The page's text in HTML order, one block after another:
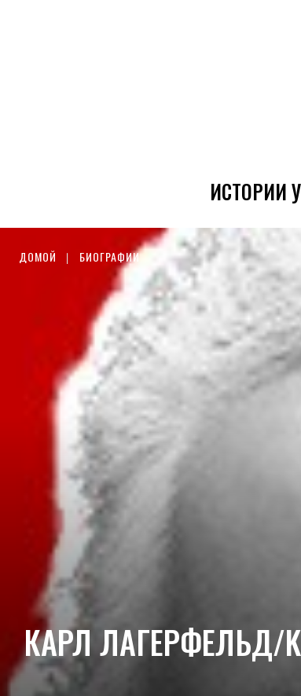
ИСТОРИИ
ДОМОЙ БИОГРАФИИ
КАРЛ ЛАГЕРФЕЛЬД/